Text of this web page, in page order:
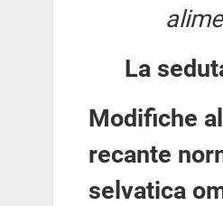
La
Modifiche
recante
selvatica